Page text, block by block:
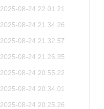
2025-08-24 22:01:21
2025-08-24 21:34:26
2025-08-24 21:32:57
2025-08-24 21:26:35
2025-08-24 20:55:22
2025-08-24 20:34:01
2025-08-24 20:25:26